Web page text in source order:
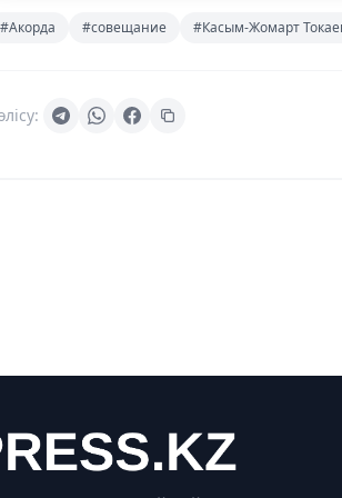
#Акорда #совещание #Касым-Жомарт